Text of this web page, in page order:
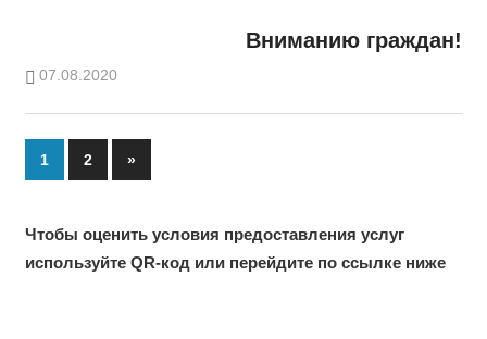
Вниманию граждан!
07.08.2020
Пагинация
1 2
Next
Posts
»
Чтобы оценить условия предоставления услуг
используйте QR-код или перейдите по ссылке ниже